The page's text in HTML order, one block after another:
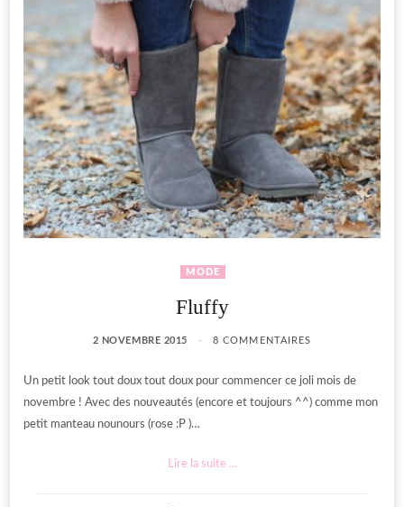
MODE
Fluffy
2 NOVEMBRE 2015 8 COMMENTAIRES
Un petit look tout doux tout doux pour commencer ce joli mois de
novembre ! Avec des nouveautés (encore et toujours ^^) comme mon
petit manteau nounours (rose :P )…
Lire la suite ...